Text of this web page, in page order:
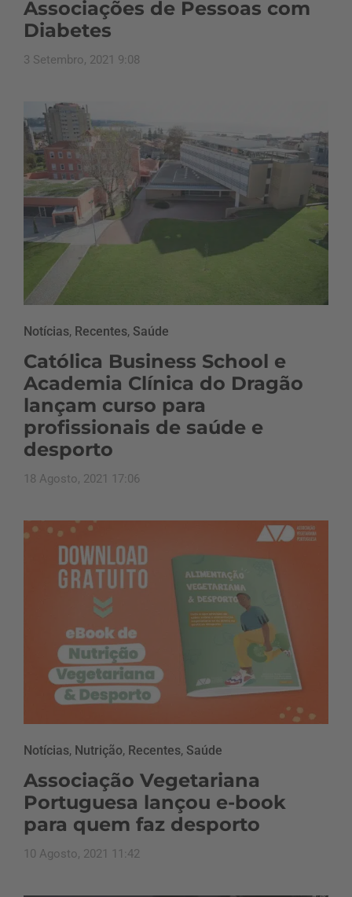
Associações de Pessoas com
Diabetes
3 Setembro, 2021 9:08
Notícias, Recentes, Saúde
Católica Business School e
Academia Clínica do Dragão
lançam curso para
profissionais de saúde e
desporto
18 Agosto, 2021 17:06
Notícias, Nutrição, Recentes, Saúde
Associação Vegetariana
Portuguesa lançou e-book
para quem faz desporto
10 Agosto, 2021 11:42